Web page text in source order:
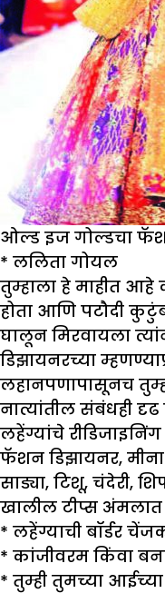
ओल्ड इज गोल्डचा
* ललिता गोयल
तुम्हाला हे माहीत आहे
होता आणि पटौदी
घालून मिरवायला
डिझायनरच्या
लहानपणापासूनच
नात्यांतील संबंधही
लहेंग्यांचे रीडिजाइनिंग
फॅशन डिझायनर,
साड्या, टिशू, चंदेरी,
खालील टीप्स
* लहेंग्याची बॉर्डर
* कांजीवरम किंवा
* तुम्ही तुमच्या